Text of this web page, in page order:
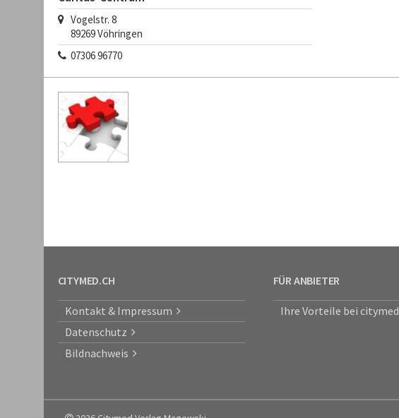
Vogelstr. 8
89269 Vöhringen
07306 96770
CITYMED.CH
Kontakt & Impressum
Datenschutz
Bildnachweis
FÜR ANBIETER
Ihre Vorteile bei citymed